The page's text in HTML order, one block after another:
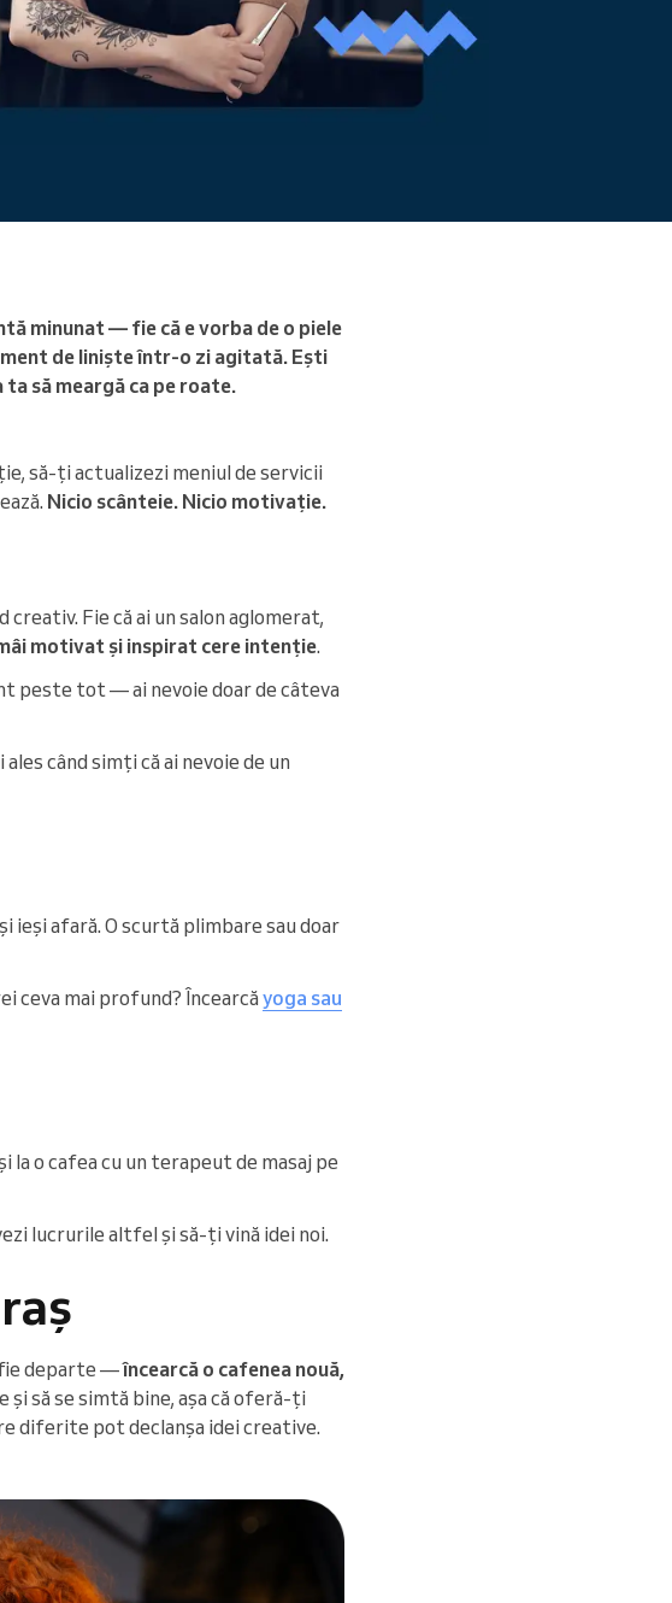
Citiți mai mult
minunat — fie că e vorba de o piele
de liniște într-o zi agitată. Ești
să meargă ca pe roate.
să-ți actualizezi meniul de servicii
Nicio scânteie. Nicio motivație.
Fie că ai un salon aglomerat,
motivat și inspirat cere intenție.
peste tot — ai nevoie doar de câteva
când simți că ai nevoie de un
ieși afară. O scurtă plimbare sau doar
ceva mai profund? Încearcă yoga sau
la o cafea cu un terapeut de masaj pe
lucrurile altfel și să-ți vină idei noi.
fie departe —încearcă o cafenea nouă,
și să se simtă bine, așa că oferă-ți
diferite pot declanșa idei creative.